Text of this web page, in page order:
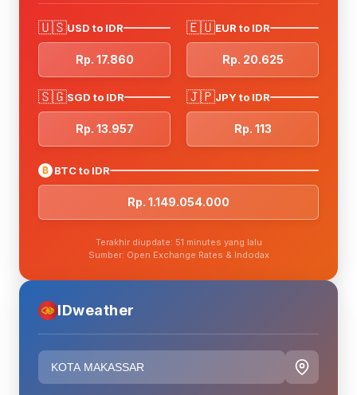
🇺🇸USD to IDR
Rp. 17.860
🇪🇺EUR to IDR
Rp. 20.625
🇸🇬SGD to IDR
Rp. 13.957
🇯🇵JPY to IDR
Rp. 113
₿ BTC to IDR
Rp. 1.149.054.000
Terakhir diupdate: 51 minutes yang lalu
Sumber: Open Exchange Rates & Indodax
IDweather